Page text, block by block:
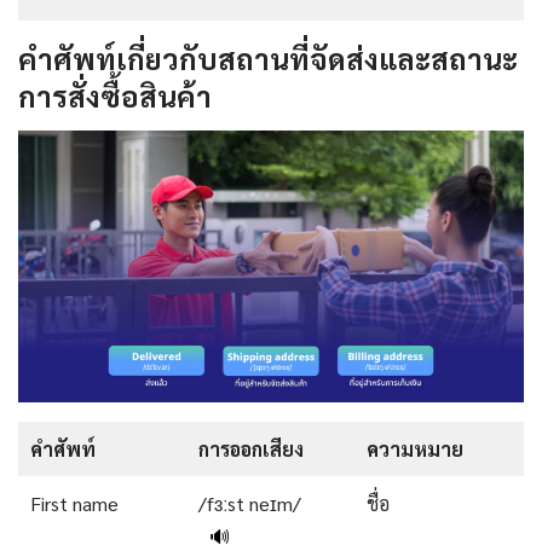
คำศัพท์เกี่ยวกับสถานที่จัดส่งและสถานะ
การสั่งซื้อสินค้า
คำศัพท์ การออกเสียง ความหมาย
First name
/fɜːst neɪm/
🔊
ชื่อ